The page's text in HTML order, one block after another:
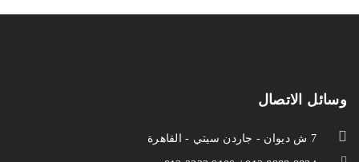
وسائل الاتصال
7 ش ديوان - جاردن سيتي - القاهرة